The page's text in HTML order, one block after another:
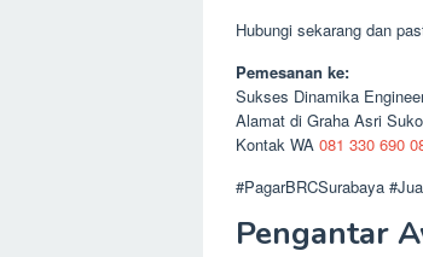
Hubungi sekarang dan
Pemesanan ke:
Sukses Dinamika
Alamat di Graha Asri
Kontak WA 081 330 690
#PagarBRCSurabaya
Pengantar